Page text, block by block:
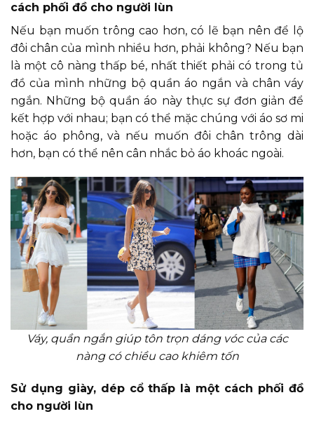
cách phối đồ cho người lùn
Nếu bạn muốn trông cao hơn, có lẽ bạn nên để lộ
đôi chân của mình nhiều hơn, phải không? Nếu bạn
là một cô nàng thấp bé, nhất thiết phải có trong tủ
đồ của mình những bộ quần áo ngắn và chân váy
ngắn. Những bộ quần áo này thực sự đơn giản để
kết hợp với nhau; bạn có thể mặc chúng với áo sơ mi
hoặc áo phông, và nếu muốn đôi chân trông dài
hơn, bạn có thể nên cân nhắc bỏ áo khoác ngoài.
Váy, quần ngắn giúp tôn trọn dáng vóc của các
nàng có chiều cao khiêm tốn
Sử dụng giày, dép cổ thấp là một cách phối đồ
cho người lùn